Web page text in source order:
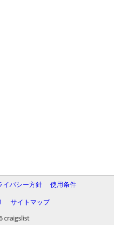
イバシー方針
使用条件
サイトマップ
craigslist